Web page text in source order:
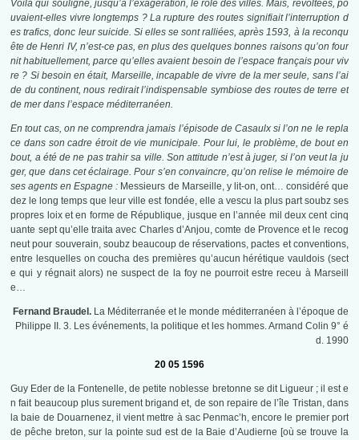
Voilà qui souligne, jusqu’à l’exagération, le rôle des villes. Mais, révoltées, po
uvaient-elles vivre longtemps ? La rupture des routes signifiait l’interruption d
es trafics, donc leur suicide. Si elles se sont ralliées, après 1593, à la reconqu
ête de Henri IV, n’est-ce pas, en plus des quelques bonnes raisons qu’on four
nit habituellement, parce qu’elles avaient besoin de l’espace français pour viv
re ? Si besoin en était, Marseille, incapable de vivre de la mer seule, sans l’ai
de du continent, nous redirait l’indispensable symbiose des routes de terre et
de mer dans l’espace méditerranéen.
En tout cas, on ne comprendra jamais l’épisode de Casaulx si l’on ne le repla
ce dans son cadre étroit de vie municipale. Pour lui, le problème, de bout en
bout, a été de ne pas trahir sa ville. Son attitude n’est à juger, si l’on veut la ju
ger, que dans cet éclairage. Pour s’en convaincre, qu’on relise le mémoire de
ses agents en Espagne : Messieurs de Marseille, y lit-on, ont… considéré que
dez le long temps que leur ville est fondée, elle a vescu la plus part soubz ses
propres loix et en forme de République, jusque en l’année mil deux cent cinq
uante sept qu’elle traita avec Charles d’Anjou, comte de Provence et le recog
neut pour souverain, soubz beaucoup de réservations, pactes et conventions,
entre lesquelles on coucha des premières qu’aucun hérétique vauldois (sect
e qui y régnait alors) ne suspect de la foy ne pourroit estre receu à Marseill
e…
Fernand Braudel.La Méditerranée et le monde méditerranéen à l’époque de
Philippe II. 3. Les événements, la politique et les hommes. Armand Colin 9° é
d. 1990
20 05 1596
Guy Eder de la Fontenelle, de petite noblesse bretonne se dit Ligueur ; il est e
n fait beaucoup plus surement brigand et, de son repaire de l’île Tristan, dans
la baie de Douarnenez, il vient mettre à sac Penmac’h, encore le premier port
de pêche breton, sur la pointe sud est de la Baie d’Audierne [où se trouve la